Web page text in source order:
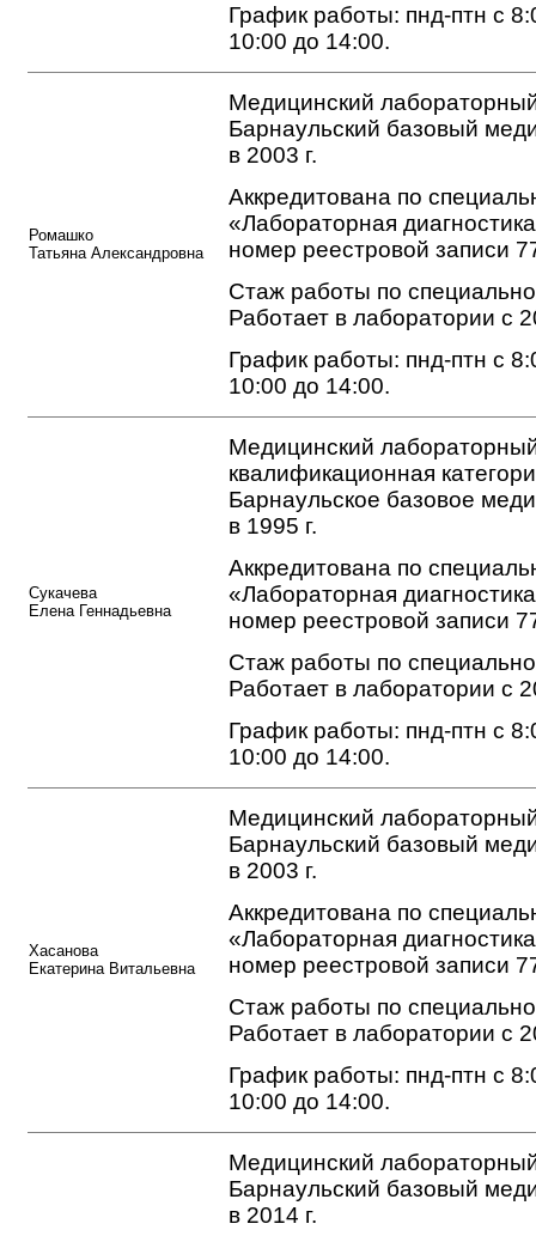
График работы: пнд-птн с
10:00 до 14:00.
Ромашко
Татьяна Александровна
Медицинский
Барнаульский базовый
в 2003 г.
Аккредитована по
«Лабораторная
номер реестровой записи
Стаж работы по
Работает в лаборатории с
График работы: пнд-птн с
10:00 до 14:00.
Сукачева
Елена Геннадьевна
Медицинский
квалификационная
Барнаульское базовое
в 1995 г.
Аккредитована по
«Лабораторная
номер реестровой записи
Стаж работы по
Работает в лаборатории с
График работы: пнд-птн с
10:00 до 14:00.
Хасанова
Екатерина Витальевна
Медицинский
Барнаульский базовый
в 2003 г.
Аккредитована по
«Лабораторная
номер реестровой записи
Стаж работы по
Работает в лаборатории с
График работы: пнд-птн с
10:00 до 14:00.
Медицинский
Барнаульский базовый
в 2014 г.